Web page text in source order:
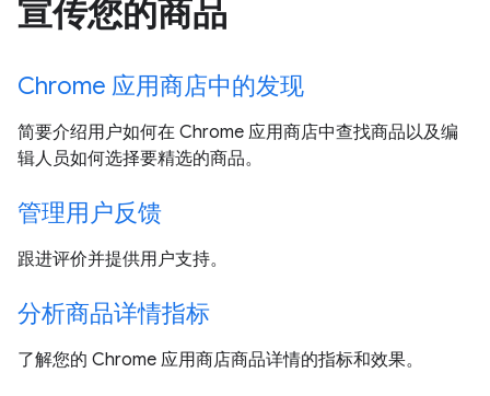
宣传您的商品
Chrome 应用商店中的发现
简要介绍用户如何在 Chrome 应用商店中查找商品以及编
辑人员如何选择要精选的商品。
管理用户反馈
跟进评价并提供用户支持。
分析商品详情指标
了解您的 Chrome 应用商店商品详情的指标和效果。